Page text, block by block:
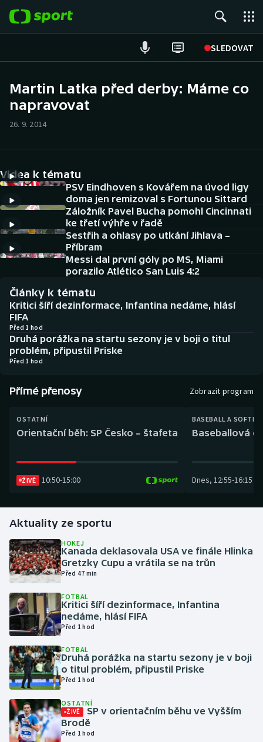
SLEDOVAT
Hokej
Cyklistika
DALŠÍ SPORTY
Americký fotbal
Baseball a softbal
Basketbal
Biatlon
Boby a skeleton
Box
Curling
Golf
Gymnastika
Házená
Jezdectví
Judo
Krasobruslení
Lyže a snowboard
NEPŘEHLÉDNĚTE
Historické návraty
Aplikace ČT sport
AZ kvíz
Martin Latka před derby: Máme co
napravovat
26. 9. 2014
Videa k tématu
PSV Eindhoven s Kovářem na úvod ligy
doma jen remizoval s Fortunou Sittard
Záložník Pavel Bucha pomohl Cincinnati
ke třetí výhře v řadě
Sestřih a ohlasy po utkání Jihlava –
Příbram
Messi dal první góly po MS, Miami
porazilo Atlético San Luis 4:2
Články k tématu
Kritici šíří dezinformace, Infantina nedáme, hlásí
FIFA
Před 1 hod
Druhá porážka na startu sezony je v boji o titul
problém, připustil Priske
Před 1 hod
Přímé přenosy Zobrazit program
OSTATNÍ
Orientační běh: SP Česko – štafeta
ŽIVĚ 10:50-15:00
BASEBALL A
Baseballová
Dnes, 12:55-16:15
Aktuality ze sportu
HOKEJ
Kanada deklasovala USA ve finále Hlinka
Gretzky Cupu a vrátila se na trůn
Před 47 min
FOTBAL
Kritici šíří dezinformace, Infantina
nedáme, hlásí FIFA
Před 1 hod
FOTBAL
Druhá porážka na startu sezony je v boji
o titul problém, připustil Priske
Před 1 hod
OSTATNÍ
ŽIVĚ
SP v orientačním běhu ve Vyšším
Brodě
Před 1 hod